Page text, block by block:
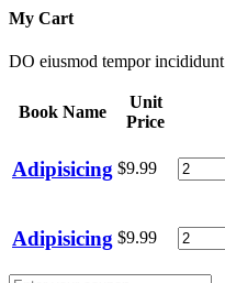
My Cart
DO eiusmod tempor
Book Name
Unit
Price
Adipisicing $9.99
Adipisicing $9.99